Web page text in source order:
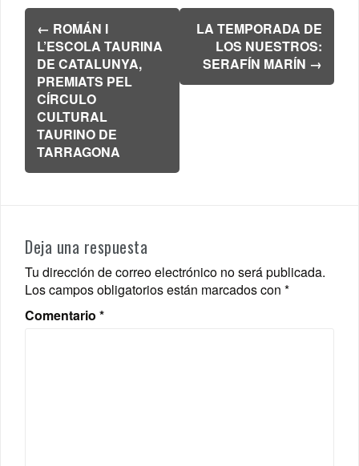
Navegación
de
entradas
← ROMÁN I
L’ESCOLA TAURINA
DE CATALUNYA,
PREMIATS PEL
CÍRCULO
CULTURAL
TAURINO DE
TARRAGONA
LA TEMPORADA DE
LOS NUESTROS:
SERAFÍN MARÍN →
Deja una respuesta
Tu dirección de correo electrónico no será publicada.
Los campos obligatorios están marcados con *
Comentario *